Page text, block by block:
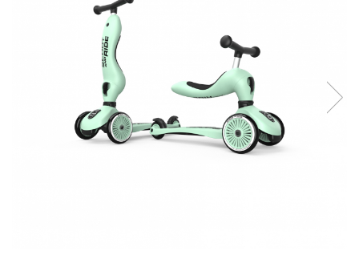
Trotineta pliabila cu roti
luminoase Highwaykick 5, 5 ani +